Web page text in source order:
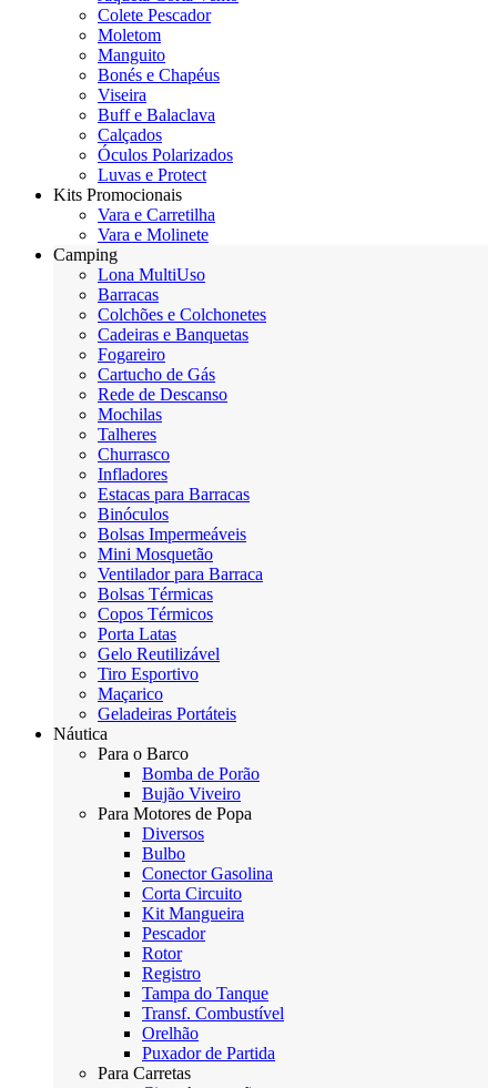
Colete Pescador
Moletom
Manguito
Bonés e Chapéus
Viseira
Buff e Balaclava
Calçados
Óculos Polarizados
Luvas e Protect
Kits Promocionais
Vara e Carretilha
Vara e Molinete
Camping
Lona MultiUso
Barracas
Colchões e Colchonetes
Cadeiras e Banquetas
Fogareiro
Cartucho de Gás
Rede de Descanso
Mochilas
Talheres
Churrasco
Infladores
Estacas para Barracas
Binóculos
Bolsas Impermeáveis
Mini Mosquetão
Ventilador para Barraca
Bolsas Térmicas
Copos Térmicos
Porta Latas
Gelo Reutilizável
Tiro Esportivo
Maçarico
Geladeiras Portáteis
Náutica
Para o Barco
Bomba de Porão
Bujão Viveiro
Para Motores de Popa
Diversos
Bulbo
Conector Gasolina
Corta Circuito
Kit Mangueira
Pescador
Rotor
Registro
Tampa do Tanque
Transf. Combustível
Orelhão
Puxador de Partida
Para Carretas